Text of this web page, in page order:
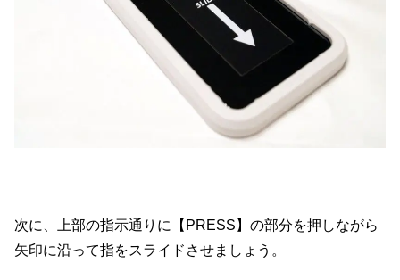
次に、上部の指示通りに【PRESS】の部分を押しながら
矢印に沿って指をスライドさせましょう。